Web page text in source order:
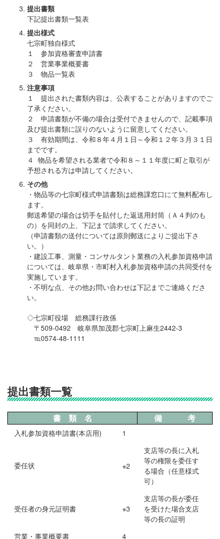
提出書類
下記提出書類一覧表
提出様式
七宗町独自様式
１ 参加資格審査申請書
２ 営業事業概要書
３ 物品一覧表
注意事項
１ 提出された書類内容は、公表することがありますのでご
了承ください。
２ 申請書類が不備の場合は受付できませんので、記載事項
及び提出書類に誤りのないように留意してください。
３ 有効期間は、令和８年４月１日～令和１２年３月３１日
までです。
４ 物品を希望される業者で令和８～１１年度に町と取引が
予想される方は申請してください。
その他
・物品等の七宗町様式申請書類は総務課窓口にて無料配布し
ます。
郵送希望の場合は切手を貼付した返送用封筒（Ａ４判のも
の）を同封の上、下記まで請求してください。
（申請書類の送付については原則郵送によりご提出下さ
い。）
・建設工事、測量・コンサルタント業務の入札参加資格申請
については、岐阜県・市町村入札参加資格申請の共同受付を
実施しています。
・不明な点、その他お問い合わせは下記までご連絡くださ
い。
◇七宗町役場 総務課行政係
〒509-0492 岐阜県加茂郡七宗町上麻生2442-3
℡0574-48-1111
提出書類一覧
書 類 名 備 考
入札参加資格申請書(本店用) 1
委任状 ※2
支店等の長に入札
等の権限を委任す
る場合（任意様式
可）
受任者の身元証明書 ※3
支店等の長が委任
を受けた場合支店
等の長の証明
営業・事業概要書
4